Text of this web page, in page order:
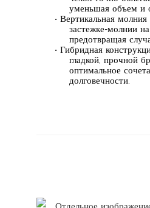
уменьшая объем и
• Вертикальная
застежке-молнии
предотвращая
• Гибридная
гладкой, прочной
оптимальное
долговечности.